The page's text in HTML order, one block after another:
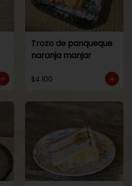
Trozo de panqueque
naranja manjar
$4.100